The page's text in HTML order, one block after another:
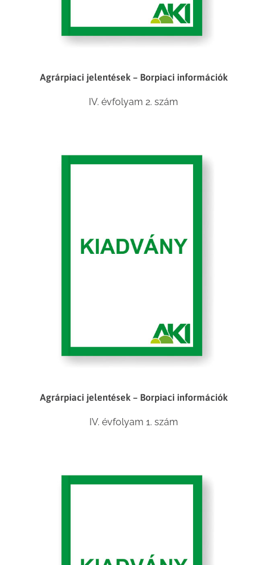
Agrárpiaci jelentések – Borpiaci információk
IV. évfolyam 2. szám
Agrárpiaci jelentések – Borpiaci információk
IV. évfolyam 1. szám